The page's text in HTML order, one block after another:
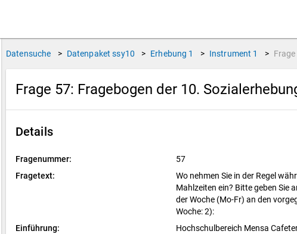
Datensuche > Datenpaket ssy10 > Erhebung 1 > Instrument 1 > Frage
Frage 57: Fragebogen der 10.
Details
Fragenummer:
57
Fragetext:
Wo nehmen Sie in der Regel
Mahlzeiten ein? Bitte geben Sie
der Woche (Mo-Fr) an den
Woche: 2):
Einführung:
Hochschulbereich Mensa